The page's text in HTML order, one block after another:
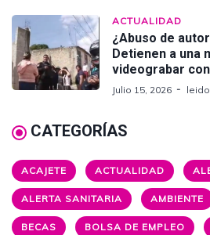
ACTUALIDAD
¿Abuso de
Detienen a una
videograbar
Julio 15, 2026
CATEGORÍAS
ACAJETE ACTUALIDAD
ALERTA SANITARIA AMBIENTE
BECAS BOLSA DE EMPLEO